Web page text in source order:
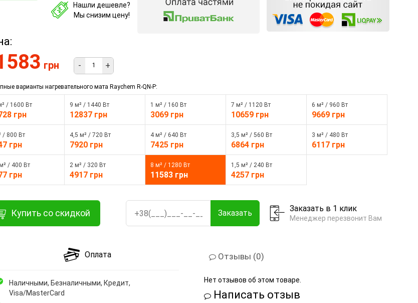
Нашли дешевле?
Мы снизим цену!
грн - +
варианты нагревательного мата Raychem R-QN-P:
/ 1600 Вт
грн
9 м² / 1440 Вт
12837 грн
1 м² / 160 Вт
3069 грн
7 м² / 1120 Вт
10659 грн
6 м² / 960 Вт
9669 грн
/ 800 Вт
грн
4,5 м² / 720 Вт
7920 грн
4 м² / 640 Вт
7425 грн
3,5 м² / 560 Вт
6864 грн
3 м² / 480 Вт
6117 грн
/ 400 Вт
грн
2 м² / 320 Вт
4917 грн
8 м² / 1280 Вт
11583 грн
1,5 м² / 240 Вт
4257 грн
Купить со скидкой Заказать в 1 клик
Менеджер перезвонит Вам
Заказать
Оплата
Наличными, Безналичными, Кредит,
Visa/MasterCard
Отзывы (0)
Нет отзывов об этом товаре.
Написать отзыв